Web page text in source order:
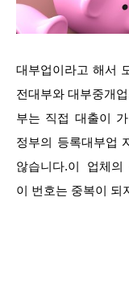
대부업이라고 해서
전대부와 대부중개
부는 직접 대출이
정부의 등록대부업
않습니다.이 업체의
이 번호는 중복이 되